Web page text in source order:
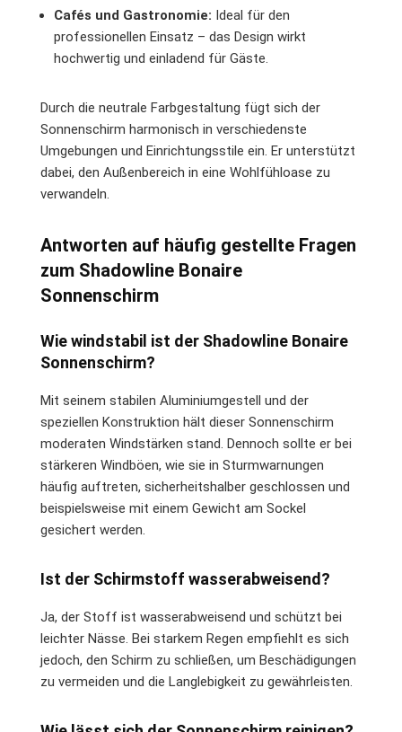
Cafés und Gastronomie: Ideal für den
professionellen Einsatz – das Design wirkt
hochwertig und einladend für Gäste.
Durch die neutrale Farbgestaltung fügt sich der
Sonnenschirm harmonisch in verschiedenste
Umgebungen und Einrichtungsstile ein. Er unterstützt
dabei, den Außenbereich in eine Wohlfühloase zu
verwandeln.
Antworten auf häufig gestellte Fragen
zum Shadowline Bonaire
Sonnenschirm
Wie windstabil ist der Shadowline Bonaire
Sonnenschirm?
Mit seinem stabilen Aluminiumgestell und der
speziellen Konstruktion hält dieser Sonnenschirm
moderaten Windstärken stand. Dennoch sollte er bei
stärkeren Windböen, wie sie in Sturmwarnungen
häufig auftreten, sicherheitshalber geschlossen und
beispielsweise mit einem Gewicht am Sockel
gesichert werden.
Ist der Schirmstoff wasserabweisend?
Ja, der Stoff ist wasserabweisend und schützt bei
leichter Nässe. Bei starkem Regen empfiehlt es sich
jedoch, den Schirm zu schließen, um Beschädigungen
zu vermeiden und die Langlebigkeit zu gewährleisten.